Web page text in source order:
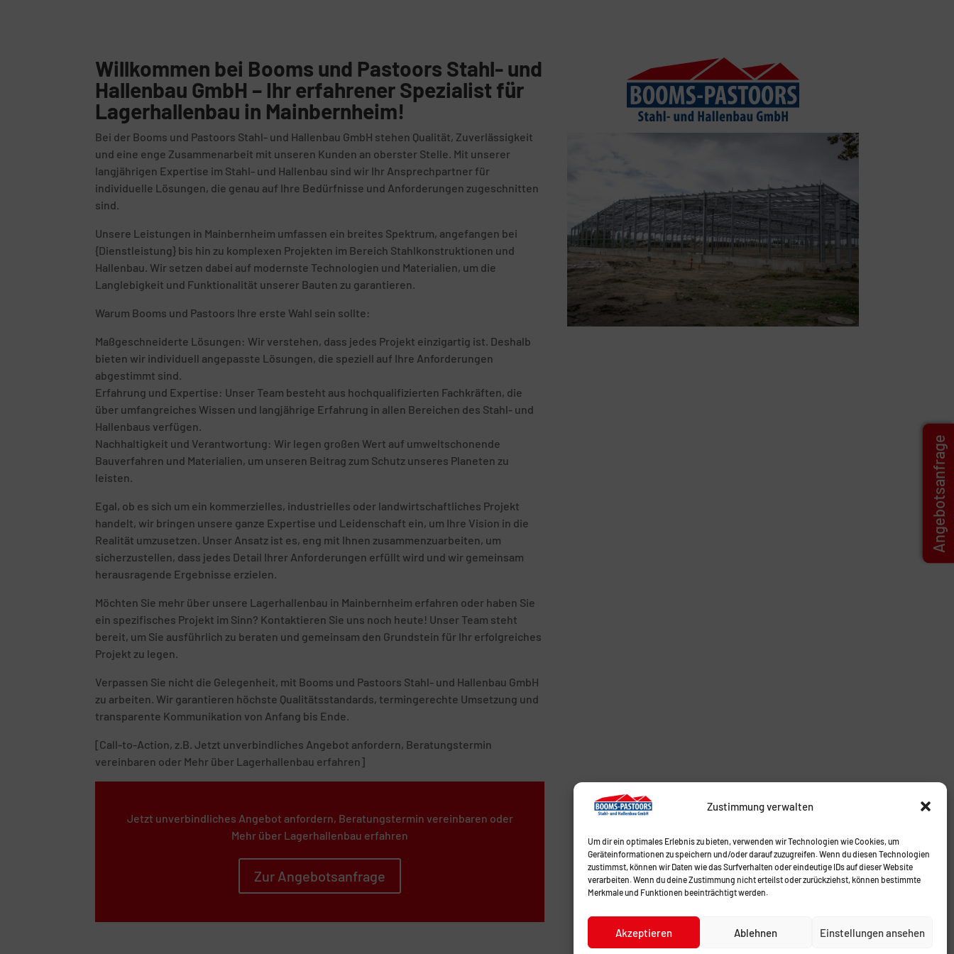
Zustimmung verwalten
Um dir ein optimales Erlebnis zu bieten, verwenden wir Technologien wie Cookies, um
Geräteinformationen zu speichern und/oder darauf zuzugreifen. Wenn du diesen Technologien
zustimmst, können wir Daten wie das Surfverhalten oder eindeutige IDs auf dieser Website
verarbeiten. Wenn du deine Zustimmung nicht erteilst oder zurückziehst, können bestimmte
Merkmale und Funktionen beeinträchtigt werden.
Akzeptieren Ablehnen Einstellungen ansehen
Willkommen bei Booms und Pastoors Stahl- und
Hallenbau GmbH – Ihr erfahrener Spezialist für
Lagerhallenbau in Mainbernheim!
Bei der Booms und Pastoors Stahl- und Hallenbau GmbH stehen Qualität, Zuverlässigkeit
und eine enge Zusammenarbeit mit unseren Kunden an oberster Stelle. Mit unserer
langjährigen Expertise im Stahl- und Hallenbau sind wir Ihr Ansprechpartner für
individuelle Lösungen, die genau auf Ihre Bedürfnisse und Anforderungen zugeschnitten
sind.
Unsere Leistungen in Mainbernheim umfassen ein breites Spektrum, angefangen bei
{Dienstleistung} bis hin zu komplexen Projekten im Bereich Stahlkonstruktionen und
Hallenbau. Wir setzen dabei auf modernste Technologien und Materialien, um die
Langlebigkeit und Funktionalität unserer Bauten zu garantieren.
Warum Booms und Pastoors Ihre erste Wahl sein sollte:
Maßgeschneiderte Lösungen: Wir verstehen, dass jedes Projekt einzigartig ist. Deshalb
bieten wir individuell angepasste Lösungen, die speziell auf Ihre Anforderungen
abgestimmt sind.
Erfahrung und Expertise: Unser Team besteht aus hochqualifizierten Fachkräften, die
über umfangreiches Wissen und langjährige Erfahrung in allen Bereichen des Stahl- und
Hallenbaus verfügen.
Nachhaltigkeit und Verantwortung: Wir legen großen Wert auf umweltschonende
Bauverfahren und Materialien, um unseren Beitrag zum Schutz unseres Planeten zu
leisten.
Egal, ob es sich um ein kommerzielles, industrielles oder landwirtschaftliches Projekt
handelt, wir bringen unsere ganze Expertise und Leidenschaft ein, um Ihre Vision in die
Realität umzusetzen. Unser Ansatz ist es, eng mit Ihnen zusammenzuarbeiten, um
sicherzustellen, dass jedes Detail Ihrer Anforderungen erfüllt wird und wir gemeinsam
herausragende Ergebnisse erzielen.
Möchten Sie mehr über unsere Lagerhallenbau in Mainbernheim erfahren oder haben Sie
ein spezifisches Projekt im Sinn? Kontaktieren Sie uns noch heute! Unser Team steht
bereit, um Sie ausführlich zu beraten und gemeinsam den Grundstein für Ihr erfolgreiches
Projekt zu legen.
Verpassen Sie nicht die Gelegenheit, mit Booms und Pastoors Stahl- und Hallenbau GmbH
zu arbeiten. Wir garantieren höchste Qualitätsstandards, termingerechte Umsetzung und
transparente Kommunikation von Anfang bis Ende.
[Call-to-Action, z.B. Jetzt unverbindliches Angebot anfordern, Beratungstermin
vereinbaren oder Mehr über Lagerhallenbau erfahren]
Jetzt unverbindliches Angebot anfordern, Beratungstermin vereinbaren oder
Mehr über Lagerhallenbau erfahren
Zur Angebotsanfrage
Angebotsanfrage